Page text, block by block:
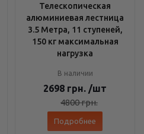
Телескопическая
алюминиевая лестница
3.5 Метра, 11 ступеней,
150 кг максимальная
нагрузка
В наличии
2698 грн. /шт
4800грн.
Подробнее